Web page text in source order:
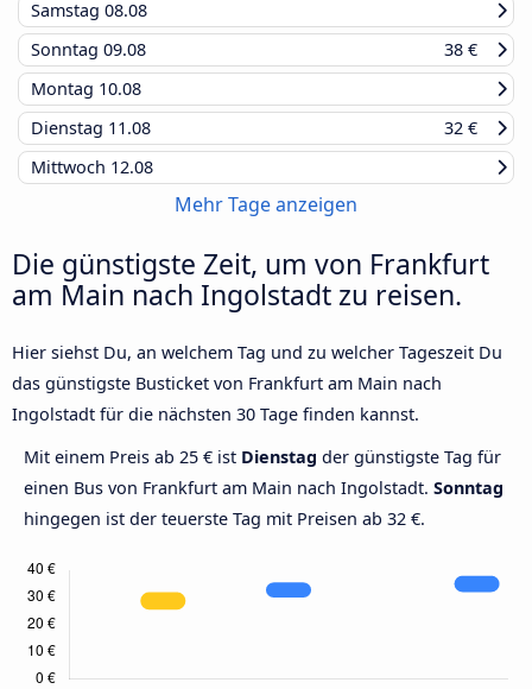
Samstag 08.08
Sonntag 09.08
38 €
Montag 10.08
Dienstag 11.08
32 €
Mittwoch 12.08
Mehr Tage anzeigen
Die günstigste Zeit, um von Frankfurt
am Main nach Ingolstadt zu reisen.
Hier siehst Du, an welchem Tag und zu welcher Tageszeit Du
das günstigste Busticket von Frankfurt am Main nach
Ingolstadt für die nächsten 30 Tage finden kannst.
Mit einem Preis ab 25 € ist Dienstag der günstigste Tag für
einen Bus von Frankfurt am Main nach Ingolstadt. Sonntag
hingegen ist der teuerste Tag mit Preisen ab 32 €.